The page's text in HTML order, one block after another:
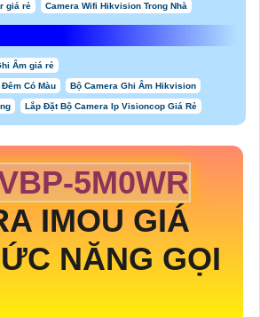
giá rẻ Camera Wifi Hikvision Trong Nhà
Âm giá rẻ
Có Màu Bộ Camera Ghi Âm Hikvision
Lắp Đặt Bộ Camera Ip Visioncop Giá Rẻ
5M0WR
IMOU GIÁ
NĂNG GỌI